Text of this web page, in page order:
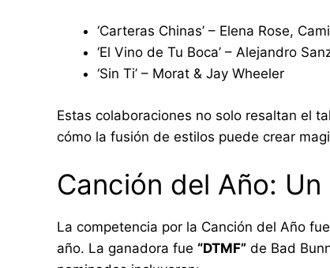
‘Carteras Chinas’ – Elena Rose,
‘El Vino de Tu Boca’ – Alejandro
‘Sin Ti’ – Morat & Jay Wheeler
Estas colaboraciones no solo resaltan el
cómo la fusión de estilos puede crear
Canción del Año:
La competencia por la Canción del Año
año. La ganadora fue “DTMF” de Bad